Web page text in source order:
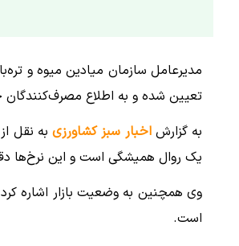
مدیرعامل سازمان میادین میوه و
تعیین شده و به اطلاع مصرف‌کنندگان
به گزارش اخبار سبز کشاورزیبه نقل
یک روال همیشگی است و این نرخ‌ها
است.